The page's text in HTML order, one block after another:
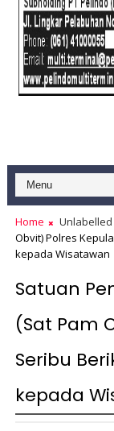
Home Unlabelled
Obvit) Polres
kepada Wisatawan
Satuan
(Sat Pam
Seribu
kepada